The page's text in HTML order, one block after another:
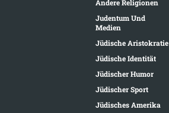
Andere Religionen
Judentum Und
Medien
Jüdische Aristokratie
Jüdische Identität
Jüdischer Humor
Jüdischer Sport
Jüdisches Amerika